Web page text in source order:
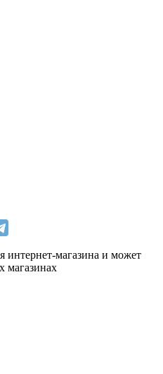
интернет-магазина и может
магазинах